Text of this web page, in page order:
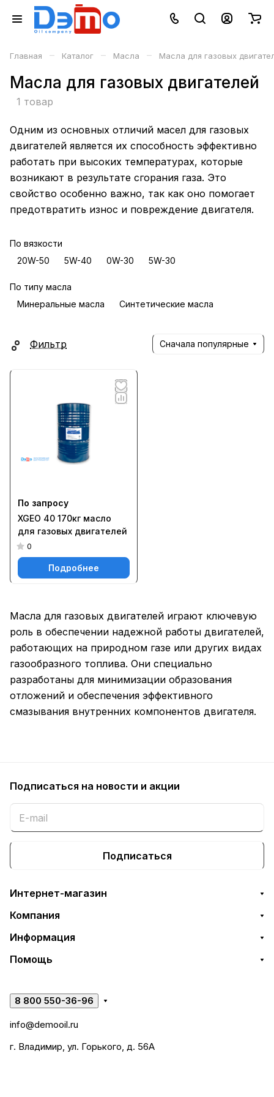
Главная – Каталог – Масла – Масла для газовых
Масла для газовых двигателей
1 товар
Одним из основных отличий масел для газовых
двигателей является их способность эффективно
работать при высоких температурах, которые
возникают в результате сгорания газа. Это
свойство особенно важно, так как оно помогает
предотвратить износ и повреждение двигателя.
По вязкости
20W-50
5W-40 0W-30 5W-30
По типу масла
Минеральные масла
Синтетические масла
Фильтр Сначала популярные
По запросу
XGEO 40 170кг масло
для газовых двигателей
0
Подробнее
Масла для газовых двигателей играют ключевую
роль в обеспечении надежной работы двигателей,
работающих на природном газе или других видах
газообразного топлива. Они специально
разработаны для минимизации образования
отложений и обеспечения эффективного
смазывания внутренних компонентов двигателя.
Подписаться на новости и акции
Подписаться
Интернет-магазин
Компания
Информация
Помощь
8 800 550-36-96
info@demooil.ru
г. Владимир, ул. Горького, д. 56А